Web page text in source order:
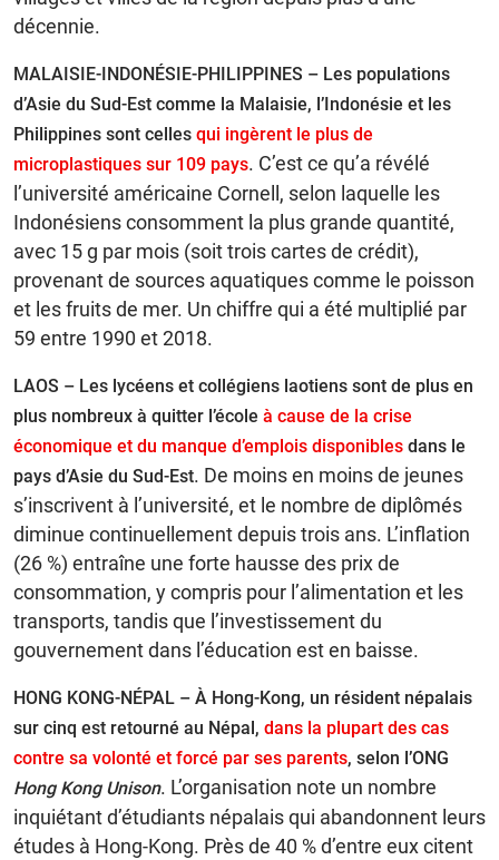
décennie.
MALAISIE-INDONÉSIE-PHILIPPINES – Les populations
d’Asie du Sud-Est comme la Malaisie, l’Indonésie et les
Philippines sont celles qui ingèrent le plus de
microplastiques sur 109 pays. C’est ce qu’a révélé
l’université américaine Cornell, selon laquelle les
Indonésiens consomment la plus grande quantité,
avec 15 g par mois (soit trois cartes de crédit),
provenant de sources aquatiques comme le poisson
et les fruits de mer. Un chiffre qui a été multiplié par
59 entre 1990 et 2018.
LAOS – Les lycéens et collégiens laotiens sont de plus en
plus nombreux à quitter l’école à cause de la crise
économique et du manque d’emplois disponibles dans le
pays d’Asie du Sud-Est. De moins en moins de jeunes
s’inscrivent à l’université, et le nombre de diplômés
diminue continuellement depuis trois ans. L’inflation
(26 %) entraîne une forte hausse des prix de
consommation, y compris pour l’alimentation et les
transports, tandis que l’investissement du
gouvernement dans l’éducation est en baisse.
HONG KONG-NÉPAL – À Hong-Kong, un résident népalais
sur cinq est retourné au Népal, dans la plupart des cas
contre sa volonté et forcé par ses parents, selon l’ONG
Hong Kong Unison. L’organisation note un nombre
inquiétant d’étudiants népalais qui abandonnent leurs
études à Hong-Kong. Près de 40 % d’entre eux citent